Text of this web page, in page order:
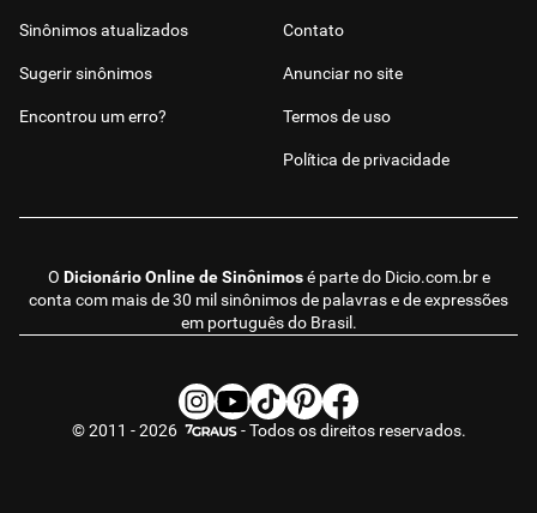
O Dicionário Online de Sinônimosé parte do Dicio.com.bre
conta com mais de 30 mil sinônimos de palavras e de expressões
em português do Brasil.
Sinônimos atualizados
Sugerir sinônimos
Encontrou um erro?
Contato
Anunciar no site
Termos de uso
Política de privacidade
© 2011 - 2026 - Todos os direitos reservados.